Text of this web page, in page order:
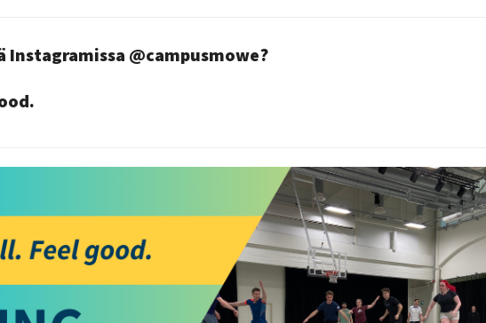
Instagramissa @campusmowe?